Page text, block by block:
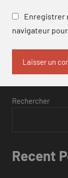
Enregistrer
navigateur
Rechercher
Recent